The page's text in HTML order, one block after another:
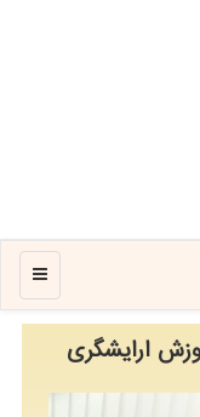
منو
ارایشگری